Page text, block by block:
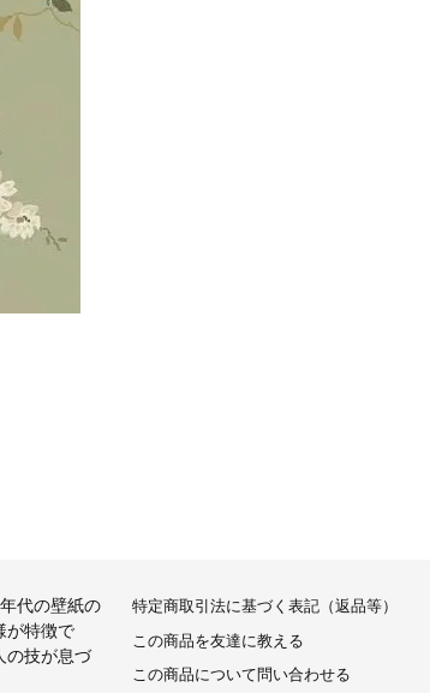
代の壁紙の
が特徴で
の技が息づ
特定商取引法に基づく表記（返品等）
この商品を友達に教える
この商品について問い合わせる